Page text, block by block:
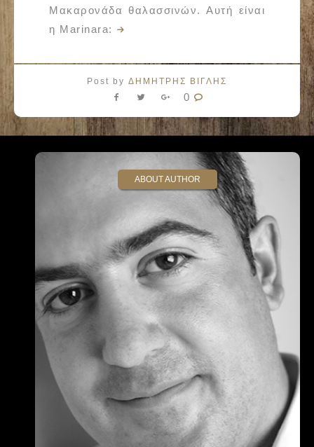
Μακαρονάδα θαλασσινών. Αυτή είναι
η Marinara:
Post by ΔΗΜΗΤΡΗΣ ΒΙΓΛΗΣ
0
ABOUT AUTHOR